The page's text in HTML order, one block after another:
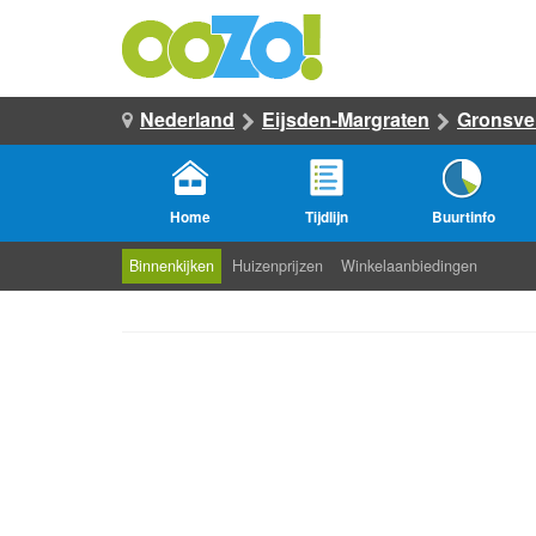
Nederland Eijsden-Margraten
Home Tijdlijn Buurtinfo
Binnenkijken Huizenprijzen Winkelaanbiedingen